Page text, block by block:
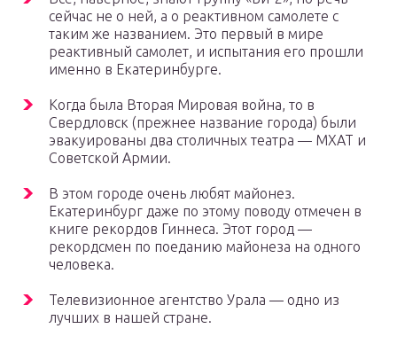
сейчас не о ней, а о реактивном самолете с
таким же названием. Это первый в мире
реактивный самолет, и испытания его прошли
именно в Екатеринбурге.
Когда была Вторая Мировая война, то в
Свердловск (прежнее название города) были
эвакуированы два столичных театра — МХАТ и
Советской Армии.
В этом городе очень любят майонез.
Екатеринбург даже по этому поводу отмечен в
книге рекордов Гиннеса. Этот город —
рекордсмен по поеданию майонеза на одного
человека.
Телевизионное агентство Урала — одно из
лучших в нашей стране.